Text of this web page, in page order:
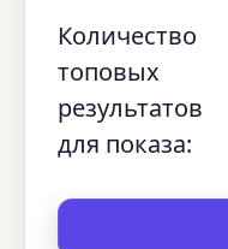
Количество
топовых
результатов
для показа: